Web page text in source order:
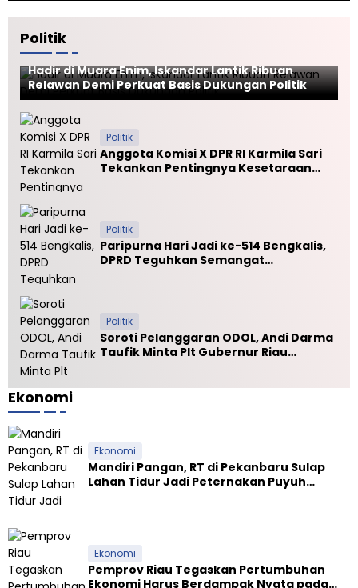
Politik
Politik
Hadir di Muara Enim, Iskandar Lantik Ribuan
Relawan Demi Perkuat Basis Dukungan Politik
Politik
Anggota Komisi X DPR RI Karmila Sari
Tekankan Pentingnya Kesetaraan
Politik
Paripurna Hari Jadi ke-514 Bengkalis,
DPRD Teguhkan Semangat
Politik
Soroti Pelanggaran ODOL, Andi Darma
Taufik Minta Plt Gubernur Riau
Ekonomi
Ekonomi
Mandiri Pangan, RT di Pekanbaru Sulap
Lahan Tidur Jadi Peternakan Puyuh
Ekonomi
Pemprov Riau Tegaskan Pertumbuhan
Ekonomi Harus Berdampak Nyata pada